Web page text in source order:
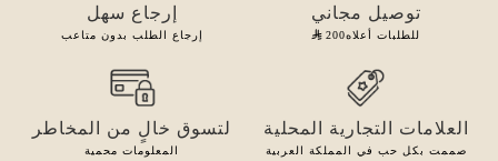
توصيل مجاني
للطلبات أعلاه200
إرجاع سهل
إرجاع الطلب بدون متاعب
العلامات التجارية المحلية
صممت بكل حب في المملكة العربية
لتسوق خالٍ من المخاطر
المعلومات محمية